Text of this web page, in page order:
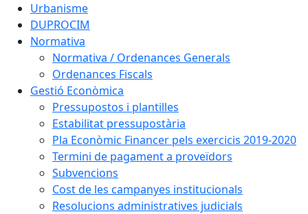
Urbanisme
DUPROCIM
Normativa
Normativa / Ordenances Generals
Ordenances Fiscals
Gestió Econòmica
Pressupostos i plantilles
Estabilitat pressupostària
Pla Econòmic Financer pels exercicis 2019-2020
Termini de pagament a proveïdors
Subvencions
Cost de les campanyes institucionals
Resolucions administratives judicials